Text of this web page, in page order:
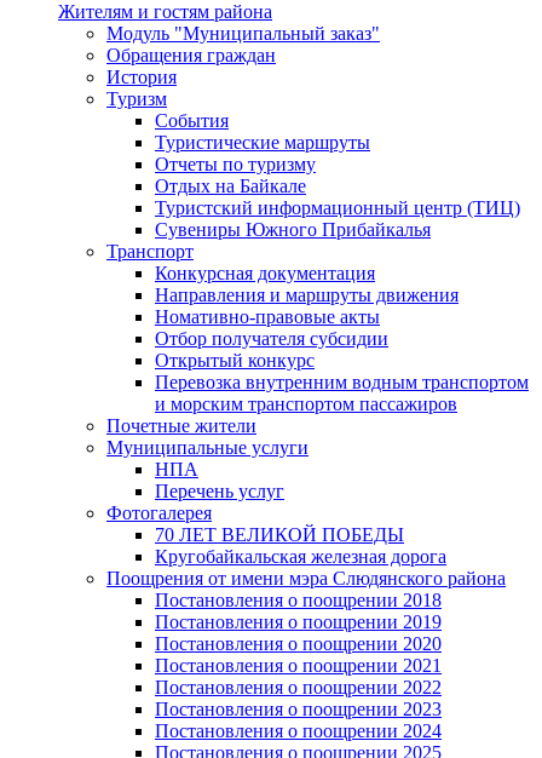
Жителям и гостям района
Модуль "Муниципальный заказ"
Обращения граждан
История
Туризм
События
Туристические маршруты
Отчеты по туризму
Отдых на Байкале
Туристский информационный центр (ТИЦ)
Сувениры Южного Прибайкалья
Транспорт
Конкурсная документация
Направления и маршруты движения
Номативно-правовые акты
Отбор получателя субсидии
Открытый конкурс
Перевозка внутренним водным транспортом
и морским транспортом пассажиров
Почетные жители
Муниципальные услуги
НПА
Перечень услуг
Фотогалерея
70 ЛЕТ ВЕЛИКОЙ ПОБЕДЫ
Кругобайкальская железная дорога
Поощрения от имени мэра Слюдянского района
Постановления о поощрении 2018
Постановления о поощрении 2019
Постановления о поощрении 2020
Постановления о поощрении 2021
Постановления о поощрении 2022
Постановления о поощрении 2023
Постановления о поощрении 2024
Постановления о поощрении 2025